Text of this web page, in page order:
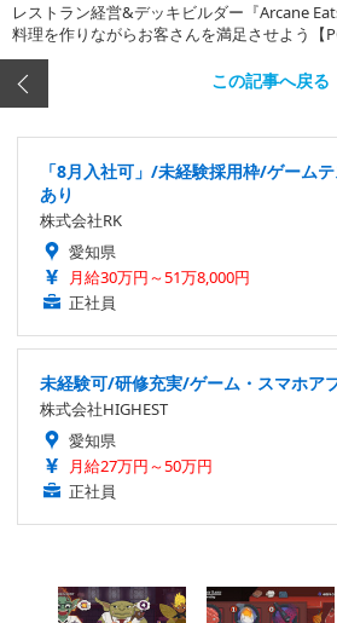
レストラン経営&デッキビルダー『Arcane
料理を作りながらお客さんを満足させよう【
この記事へ戻る
「8月入社可」/未経験採用枠/ゲーム
あり
株式会社RK
愛知県
月給30万円～51万8,000円
正社員
未経験可/研修充実/ゲーム・スマホア
株式会社HIGHEST
愛知県
月給27万円～50万円
正社員